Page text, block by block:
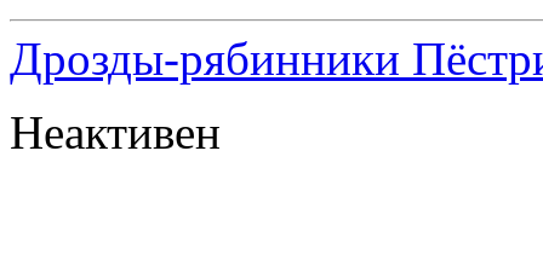
Дрозды-рябинники
Неактивен